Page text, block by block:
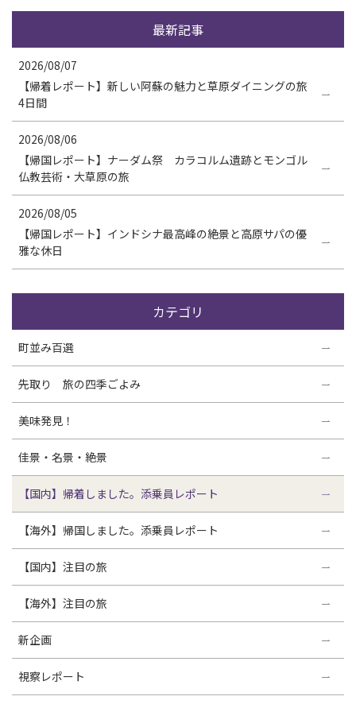
最新記事
2026/08/07
【帰着レポート】新しい阿蘇の魅力と草原ダイニングの旅
4日間
2026/08/06
【帰国レポート】ナーダム祭 カラコルム遺跡とモンゴル
仏教芸術・大草原の旅
2026/08/05
【帰国レポート】インドシナ最高峰の絶景と高原サパの優
雅な休日
カテゴリ
町並み百選
先取り 旅の四季ごよみ
美味発見！
佳景・名景・絶景
【国内】帰着しました。添乗員レポート
【海外】帰国しました。添乗員レポート
【国内】注目の旅
【海外】注目の旅
新企画
視察レポート